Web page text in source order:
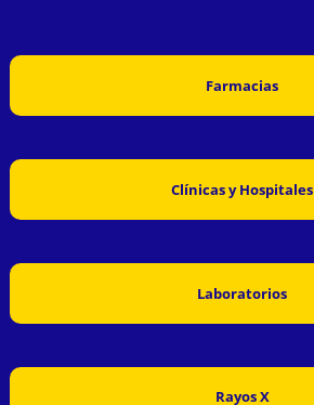
Farmacias
Clínicas y Hospitales
Laboratorios
Rayos X